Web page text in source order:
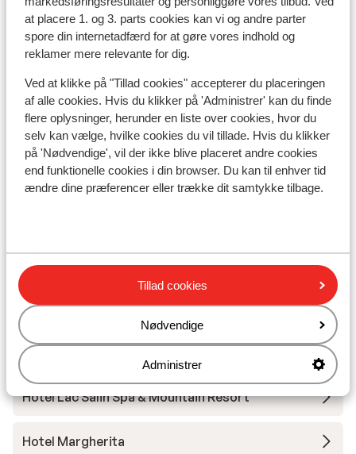
at placere 1. og 3. parts cookies kan vi og andre parter
spore din internetadfærd for at gøre vores indhold og
reklamer mere relevante for dig.
Ved at klikke på "Tillad cookies" accepterer du placeringen
af alle cookies. Hvis du klikker på 'Administrer' kan du finde
flere oplysninger, herunder en liste over cookies, hvor du
selv kan vælge, hvilke cookies du vil tillade. Hvis du klikker
på 'Nødvendige', vil der ikke blive placeret andre cookies
end funktionelle cookies i din browser. Du kan til enhver tid
ændre dine præferencer eller trække dit samtykke tilbage.
Tillad cookies
Nødvendige
Administrer
Afstand til skilift ca. 100 meter
Afstand til nærmeste butikker ca. 250 meter
Afstand til nærmeste kiosk ca. 150 meter
Rolig beliggenhed
Liftkort/skileje/undervisning
Liftkort
Skileje
Andre overnatningssteder i Livigno
Montivas Lodge
Hotel Lac Salin Spa & Mountain Resort
Hotel Margherita